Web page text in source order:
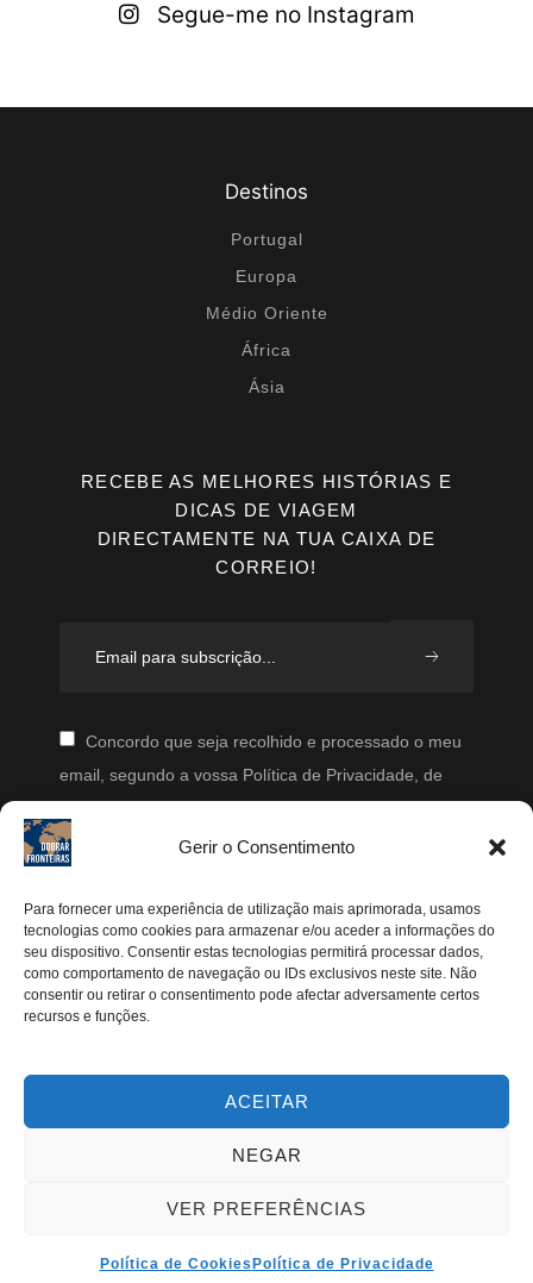
Gerir o Consentimento
Para fornecer uma experiência de utilização mais aprimorada, usamos
tecnologias como cookies para armazenar e/ou aceder a informações do
seu dispositivo. Consentir estas tecnologias permitirá processar dados,
como comportamento de navegação ou IDs exclusivos neste site. Não
consentir ou retirar o consentimento pode afectar adversamente certos
recursos e funções.
ACEITAR
NEGAR
VER PREFERÊNCIAS
Política de Cookies Política de Privacidade
Segue-me no Instagram
Destinos
Portugal
Europa
Médio Oriente
África
Ásia
RECEBE AS MELHORES HISTÓRIAS E
DICAS DE VIAGEM
DIRECTAMENTE NA TUA CAIXA DE
CORREIO!
Concordo que seja recolhido e processado o meu
email, segundo a vossa Política de Privacidade, de
periodicamente.
Segue-me
Instagram
Pinterest
Youtube
FRONTEIRAS 2024®